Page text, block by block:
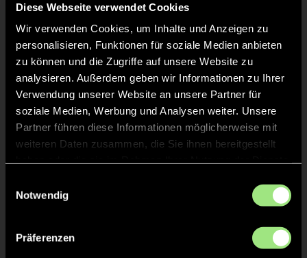
Diese Webseite verwendet Cookies
Wir verwenden Cookies, um Inhalte und Anzeigen zu
personalisieren, Funktionen für soziale Medien anbieten
zu können und die Zugriffe auf unsere Website zu
analysieren. Außerdem geben wir Informationen zu Ihrer
Verwendung unserer Website an unsere Partner für
soziale Medien, Werbung und Analysen weiter. Unsere
Partner führen diese Informationen möglicherweise mit
weiteren Daten zusammen, die Sie ihnen bereitgestellt
Notwendig
Präferenzen